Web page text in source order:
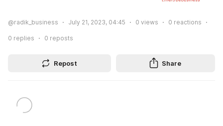
@radik_business July 21, 2023, 04:45 0 views 0 reactions
0 replies 0 reposts
Repost Share